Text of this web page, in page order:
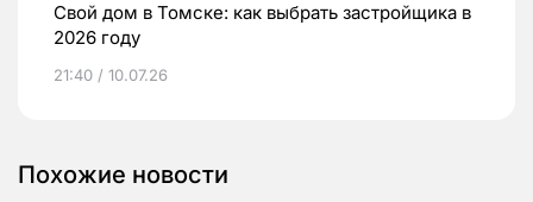
Свой дом в Томске: как выбрать застройщика в
2026 году
21:40 / 10.07.26
Похожие новости